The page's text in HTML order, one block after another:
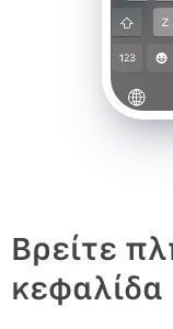
Βρείτε
κεφαλίδα